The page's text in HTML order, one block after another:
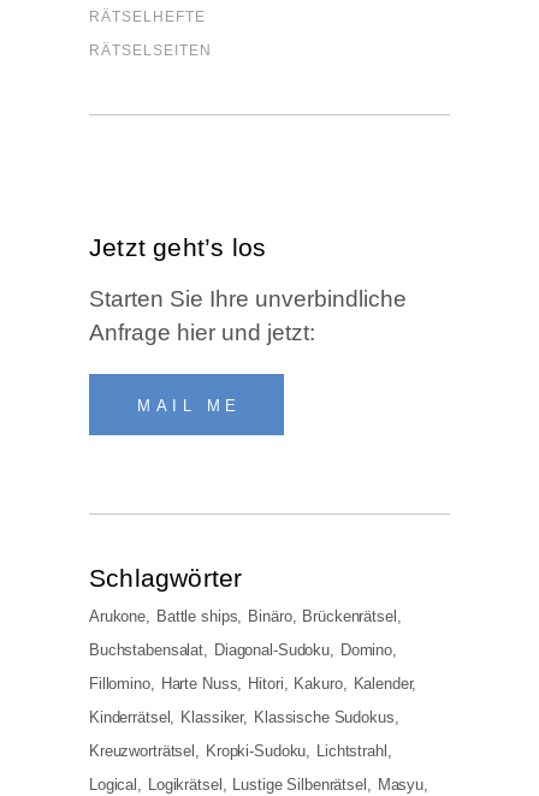
RÄT­SEL­HEF­TE
RÄT­SEL­SEI­TEN
Jetzt geht’s los
Star­ten Sie Ihre unver­bind­li­che
Anfra­ge hier und jetzt:
MAIL ME
Schlag­wör­ter
Arukone Battle ships Binäro
Brückenrätsel
Buchstabensalat
Diagonal-Sudoku
Domino
Fillomino
Harte Nuss Hitori Kakuro
Kalender
Kinderrätsel
Klassiker
Klassische Sudokus
Kreuzworträtsel
Kropki-Sudoku
Lichtstrahl
Logical
Logikrätsel Lustige Silbenrätsel
Masyu